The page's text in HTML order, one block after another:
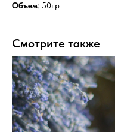
Объем: 50гр
Смотрите также